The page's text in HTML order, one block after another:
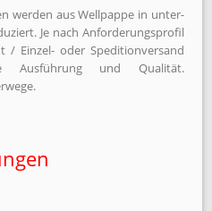
werden aus Well­pappe in unter­
Je nach An­forder­ungs­profil
/ Einzel- oder Spedition­versand
und Qualität.